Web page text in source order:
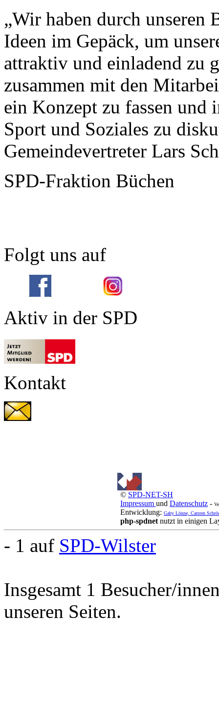
„Wir haben durch unseren
Ideen im Gepäck, um
attraktiv und einladend zu
zusammen mit den
ein Konzept zu fassen und
Sport und Soziales zu
Gemeindevertreter Lars
SPD-Fraktion Büchen
Folgt uns auf
Aktiv in der SPD
Kontakt
© SPD-NET-SH
Impressum und Datenschutz -
Entwicklung: Gaby Lönne, Carsten
php-spdnet nutzt in einigen
- 1 auf SPD-Wilster
Insgesamt 1 Besucher/
unseren Seiten.